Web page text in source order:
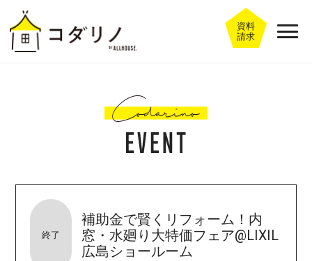
資料
請求
終了
補助金で賢くリフォーム！内
窓・水廻り大特価フェア@LIXIL
広島ショールーム